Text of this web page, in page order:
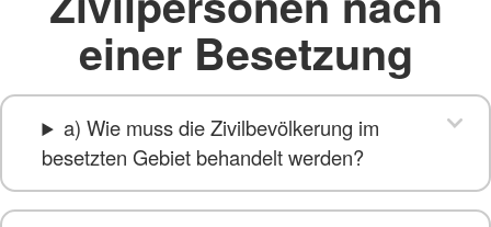
einer Besetzung
a) Wie muss die Zivilbevölkerung im
besetzten Gebiet behandelt werden?